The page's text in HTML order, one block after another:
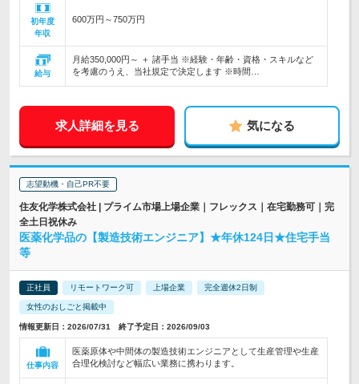
初年度
年収
600万円～750万円
給与
月給350,000円～ ＋ 諸手当 ※経験・年齢・資格・スキルなど
を考慮のうえ、当社規定で決定します ※時間…
求人詳細を見る 気になる
志望動機・自己PR不要
住友化学株式会社 | プライム市場上場企業｜フレックス｜在宅勤務可｜完
全土日祝休み
医薬化学品の【製造技術エンジニア】★年休124日★住宅手当
等
正社員 リモートワーク可 上場企業 完全週休2日制
女性のおしごと掲載中
情報更新日：2026/07/31 終了予定日：2026/09/03
仕事内容
医薬原体や中間体の製造技術エンジニアとして生産管理や生産
合理化検討など幅広い業務に携わります。